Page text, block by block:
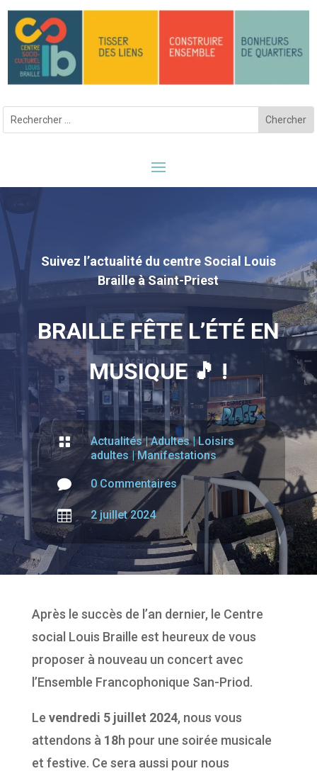
Suivez l’actualité du centre Social Louis
Braille à Saint-Priest
BRAILLE FÊTE L’ÉTÉ EN
MUSIQUE 🎵 !
 Actualités|Adultes|Loisirs
adultes |Manifestations
 0 Commentaires
 2 juillet 2024
Après le succès de l’an dernier, le Centre
social Louis Braille est heureux de vous
proposer à nouveau un concert avec
l’Ensemble Francophonique San-Priod.
Le vendredi 5 juillet 2024, nous vous
attendons à 18h pour une soirée musicale
et festive. Ce sera aussi pour nous